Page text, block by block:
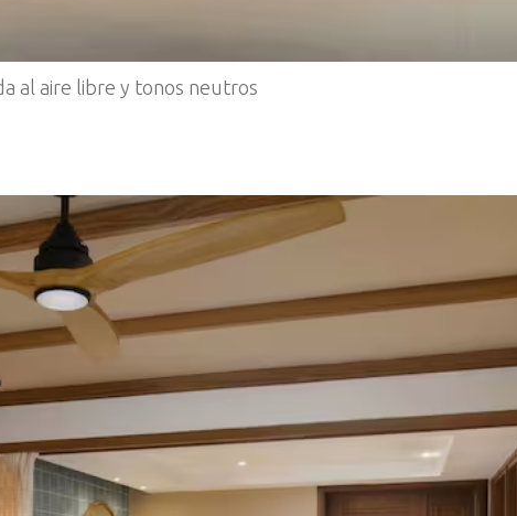
al aire libre y tonos neutros